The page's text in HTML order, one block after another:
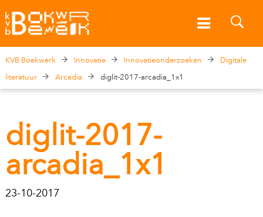
KVB Boekwerk Innovatie Innovatieonderzoeken
Digitale
literatuur
Arcadia diglit-2017-arcadia_1x1
diglit-2017-
arcadia_1x1
23-10-2017